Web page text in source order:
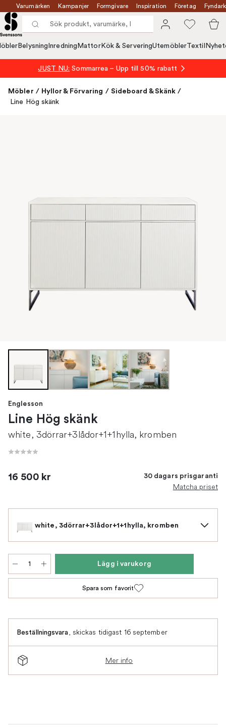
Varumärken Kampanjer Formgivare Inspiration Företag
Belysning Inredning MattorKök & ServeringUtemöblerTextil
JUST NU: Sommarrea – Upp till 50% rabatt
Möbler / Hyllor & Förvaring / Sideboard & Skänk /
Line Hög skänk
Englesson
Line Hög skänk
white, 3dörrar+3lådor+1+1hylla, kromben
16 500 kr 30 dagars prisgaranti
Matcha priset
white, 3dörrar+3lådor+1+1hylla, kromben
Lägg i varukorg
Spara som favorit
Beställningsvara, skickas tidigast 16 september
Mer info